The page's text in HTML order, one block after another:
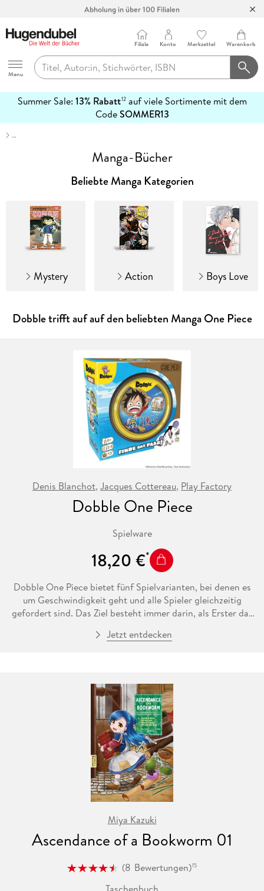
Abholung in über 100 Filialen
Hugendubel
Menu
Filiale Konto Merkzettel Warenkorb
Summer Sale: 13% Rabatt12auf viele Sortimente mit dem
CodeSOMMER13
erfahren
…
Manga-Bücher
Beliebte Manga Kategorien
Mystery Action Boys Love
Dobble trifft auf auf den beliebten Manga One Piece
Denis Blanchot, Jacques Cottereau, Play Factory
Dobble One Piece
Spielware
18,20 €
Dobble One Piece bietet fünf Spielvarianten, bei denen es
um Geschwindigkeit geht und alle Spieler gleichzeitig
gefordert sind. Das Ziel besteht immer darin, als Erster das
dann laut zu benennen. Ein Must-have für alle Fans von One
Jetzt entdecken
Miya Kazuki
Ascendance of a Bookworm 01
(8 Bewertungen)15